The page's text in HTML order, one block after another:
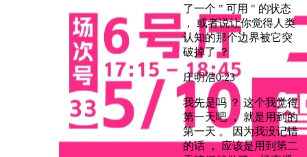
了一个 " 可用 " 的状态
， 或者说让你觉得人类
认知的那个边界被它突
破掉了 ？
庄明浩0:23
我先是吗 ？ 这个我觉得
第一天吧 ， 就是用到的
第一天 。 因为我没记错
的话 ， 应该是用到第二